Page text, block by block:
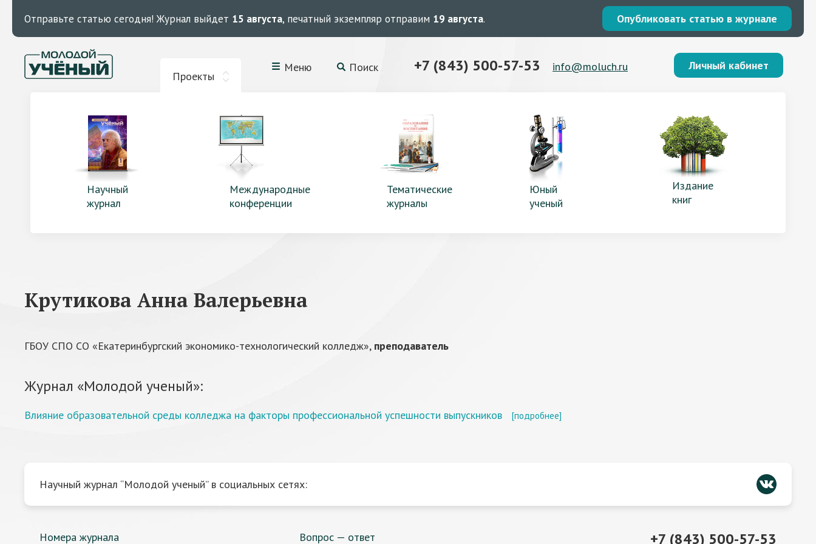
Отправьте статью сегодня! Журнал выйдет 15 августа, печатный экземпляр отправим 19 августа. Опубликовать статью в журнале
Проекты
Меню Поиск +7 (843) 500-57-53 info@moluch.ru Личный кабинет
Научный
журнал
Международные
конференции
Тематические
журналы
Юный
ученый
Издание
книг
Крутикова Анна Валерьевна
ГБОУ СПО СО «Екатеринбургский экономико-технологический колледж», преподаватель
Журнал «Молодой ученый»:
Влияние образовательной среды колледжа на факторы профессиональной успешности выпускников [подробнее]
Научный журнал “Молодой ученый” в социальных сетях:
Номера журнала Вопрос — ответ +7 (843) 500-57-53